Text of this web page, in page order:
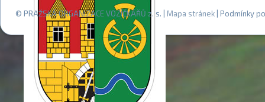
© PRAŽSKÁ ORGANIZACE VOZÍČKÁŘŮ z. s. | Mapa stránek | Podmínky